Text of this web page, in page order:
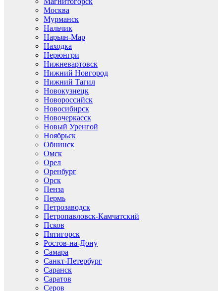
Москва
Мурманск
Нальчик
Нарьян-Мар
Находка
Нерюнгри
Нижневартовск
Нижний Новгород
Нижний Тагил
Новокузнецк
Новороссийск
Новосибирск
Новочеркасск
Новый Уренгой
Ноябрьск
Обнинск
Омск
Орел
Оренбург
Орск
Пенза
Пермь
Петрозаводск
Петропавловск-Камчатский
Псков
Пятигорск
Ростов-на-Дону
Самара
Санкт-Петербург
Саранск
Саратов
Серов